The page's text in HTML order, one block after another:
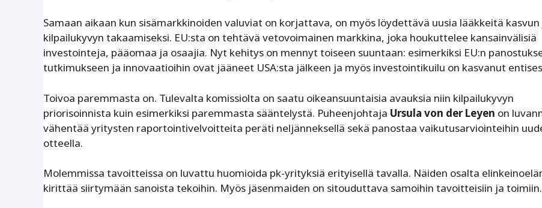
Samaan aikaan kun sisämarkkinoiden valuviat on korjattava, on myös löydettävä uusia lääkkeitä kasvun
kilpailukyvyn takaamiseksi. EU:sta on tehtävä vetovoimainen markkina, joka houkuttelee kansainvälisiä
investointeja, pääomaa ja osaajia. Nyt kehitys on mennyt toiseen suuntaan: esimerkiksi EU:n
tutkimukseen ja innovaatioihin ovat jääneet USA:sta jälkeen ja myös investointikuilu on kasvanut
Toivoa paremmasta on. Tulevalta komissiolta on saatu oikeansuuntaisia avauksia niin kilpailukyvyn
priorisoinnista kuin esimerkiksi paremmasta sääntelystä. Puheenjohtaja Ursula von der Leyen on
vähentää yritysten raportointivelvoitteita peräti neljänneksellä sekä panostaa vaikutusarviointeihin
otteella.
Molemmissa tavoitteissa on luvattu huomioida pk-yrityksiä erityisellä tavalla. Näiden osalta
kirittää siirtymään sanoista tekoihin. Myös jäsenmaiden on sitouduttava samoihin tavoitteisiin ja toimiin.